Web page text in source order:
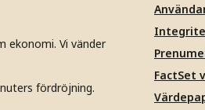
ekonomi. Vi vänder
fördröjning.
FactSet